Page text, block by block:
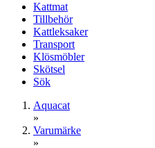
Kattmat
Tillbehör
Kattleksaker
Transport
Klösmöbler
Skötsel
Sök
Aquacat
»
Varumärke
»